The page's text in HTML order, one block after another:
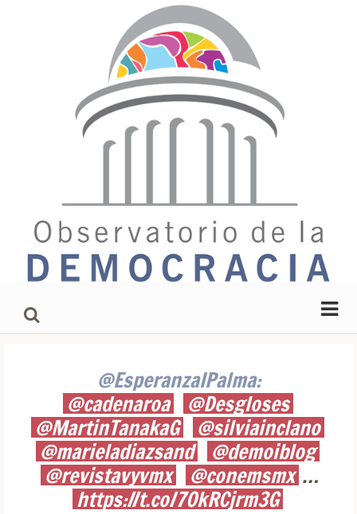
@EsperanzaIPalma:
@cadenaroa
@Desgloses
@MartinTanakaG
@silviainclano
@marieladiazsand
@demoiblog
@revistavyvmx
@conemsmx …
https://t.co/7OkRCjrm3G